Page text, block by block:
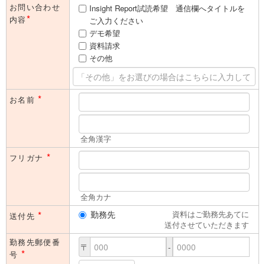
お問い合わせ
内容*
Insight Report試読希望 通信欄へタイトルを
ご入力ください
デモ希望
資料請求
その他
お名前*
全角漢字
フリガナ *
全角カナ
送付先* 勤務先
資料はご勤務先あてに
送付させていただきます
勤務先郵便番
号 * 〒 -